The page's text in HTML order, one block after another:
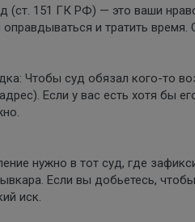
(ст. 151 ГК РФ) — это ваши
и тратить
Чтобы суд обязал кого-то
Если у вас есть хотя бы
нужно в тот суд, где
Если вы добьетесь,
иск.